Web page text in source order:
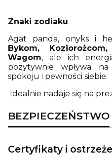
Znaki zodiaku
Agat panda, onyks i
Bykom,
Wagom, ale ich
pozytywnie wpływa
spokoju i pewności siebie.
Idealnie nadaje się na
BEZPIECZEŃSTWO
Certyfikaty i